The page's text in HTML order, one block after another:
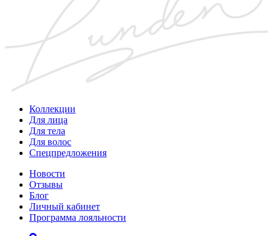
Коллекции
Для лица
Для тела
Для волос
Спецпредложения
Новости
Отзывы
Блог
Личный кабинет
Программа лояльности